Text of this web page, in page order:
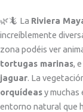
🌿🦎 La Riviera
increíblemente
zona podéis ver
tortugas marinas,
jaguar. La
orquídeasy muchas
entorno natural que